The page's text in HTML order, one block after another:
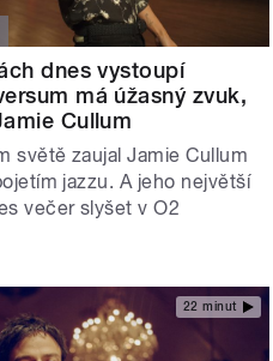
dnes vystoupí
má úžasný zvuk,
Cullum
světě zaujal Jamie Cullum
jazzu. A jeho největší
večer slyšet v O2
22 minut